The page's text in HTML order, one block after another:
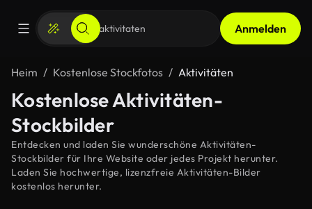
Anmelden
Heim Kostenlose Stockfotos Aktivitäten
Kostenlose Aktivitäten-
Stockbilder
Entdecken und laden Sie wunderschöne Aktivitäten-
Stockbilder für Ihre Website oder jedes Projekt herunter.
Laden Sie hochwertige, lizenzfreie Aktivitäten-Bilder
kostenlos herunter.